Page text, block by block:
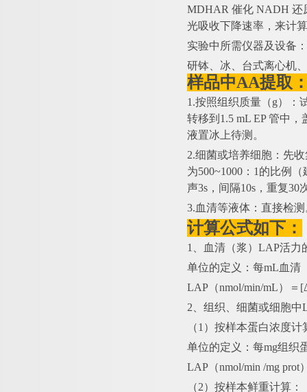
MDHAR 催化 NADH 还
光吸收下降速率，来计
实验中所需仪器及设备：
研钵、冰、台式离心机
样品中AA提取
1.按照组织质量（g）：
转移到1.5 mL EP 管中
液置冰上待测。
2.细菌或培养细胞：先
为500~1000：1的比例
声3s，间隔10s，重复
3.血清等液体：直接检测
计算公式如下：
1、血清（浆）LAP活力
单位的定义：每mL血清
LAP（nmol/min/mL）＝
2、组织、细菌或细胞中
（1）按样本蛋白浓度计
单位的定义：每mg组织
LAP（nmol/min /mg
（2）按样本鲜重计算：